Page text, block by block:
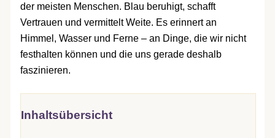
der meisten Menschen. Blau beruhigt, schafft
Vertrauen und vermittelt Weite. Es erinnert an
Himmel, Wasser und Ferne – an Dinge, die wir nicht
festhalten können und die uns gerade deshalb
faszinieren.
Inhaltsübersicht